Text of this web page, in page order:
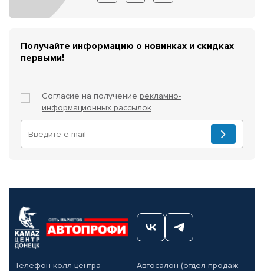
Получайте информацию о новинках и скидках
первыми!
Согласие на получение рекламно-
информационных рассылок
Телефон колл-центра
Автосалон (отдел продаж